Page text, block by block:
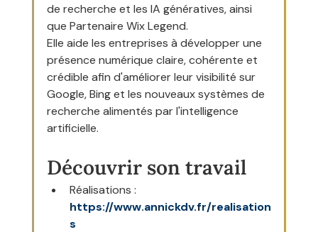
de recherche et les IA génératives, ainsi
que Partenaire Wix Legend.
Elle aide les entreprises à développer une
présence numérique claire, cohérente et
crédible afin d'améliorer leur visibilité sur
Google, Bing et les nouveaux systèmes de
recherche alimentés par l'intelligence
artificielle.
Découvrir son travail
Réalisations :
https://www.annickdv.fr/realisation
s